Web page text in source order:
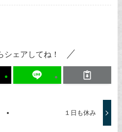
シェアしてね！
１日も休み